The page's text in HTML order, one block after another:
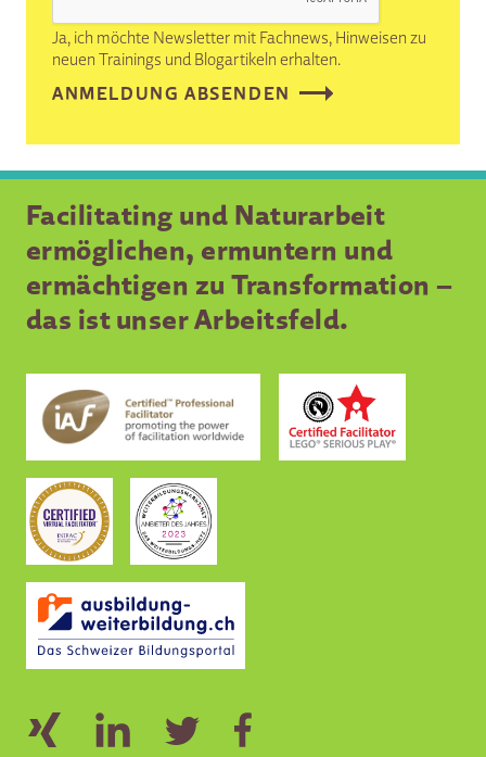
Ja, ich möchte Newsletter mit Fachnews, Hinweisen zu
neuen Trainings und Blogartikeln erhalten.
Facilitating und Naturarbeit
ermöglichen, ermuntern und
ermächtigen zu Transformation –
das ist unser Arbeitsfeld.